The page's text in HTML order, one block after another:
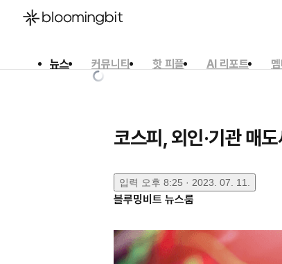
뉴스 커뮤니티 핫 피플 AI 리포트
코스피, 외인·기관 매
입력 오후 8:25 · 2023. 07. 11.
블루밍비트 뉴스룸